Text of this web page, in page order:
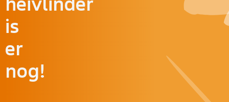
is
er
nog!